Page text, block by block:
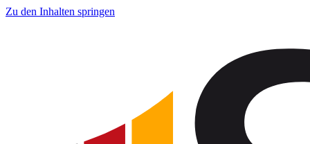
Zu den Inhalten springen